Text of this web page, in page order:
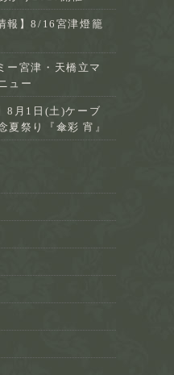
報】8/16宮津燈籠
ー宮津・天橋立マ
ュー
8月1日(土)ケーブ
夏祭り『傘彩 宵』